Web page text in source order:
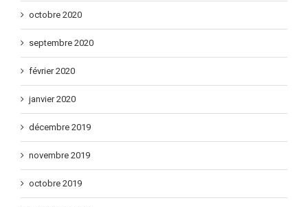
octobre 2020
septembre 2020
février 2020
janvier 2020
décembre 2019
novembre 2019
octobre 2019